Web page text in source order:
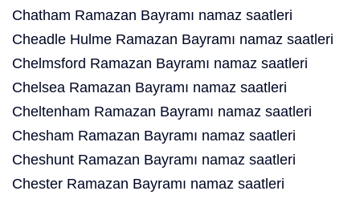
Chatham Ramazan Bayramı namaz saatleri
Cheadle Hulme Ramazan Bayramı namaz saatleri
Chelmsford Ramazan Bayramı namaz saatleri
Chelsea Ramazan Bayramı namaz saatleri
Cheltenham Ramazan Bayramı namaz saatleri
Chesham Ramazan Bayramı namaz saatleri
Cheshunt Ramazan Bayramı namaz saatleri
Chester Ramazan Bayramı namaz saatleri